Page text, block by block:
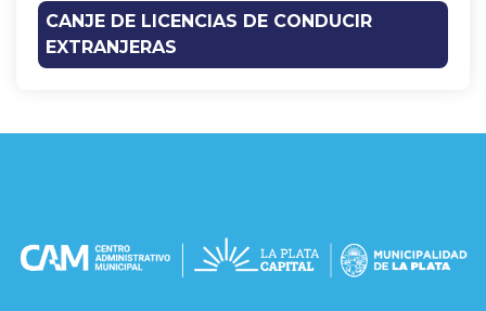
CANJE DE LICENCIAS DE CONDUCIR
EXTRANJERAS